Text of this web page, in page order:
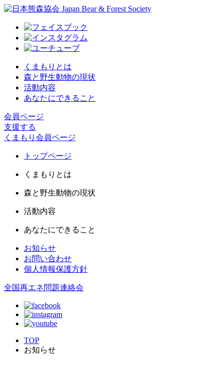
くまもりとは
森と野生動物の現状
活動内容
あなたにできること
会員ページ
支援する
くまもり会員ページ
トップページ
くまもりとは
森と野生動物の現状
活動内容
あなたにできること
お知らせ
お問い合わせ
個人情報保護方針
全国再エネ問題連絡会
TOP
お知らせ